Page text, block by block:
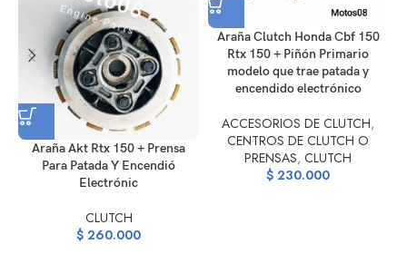
Araña Akt Rtx 150 + Prensa
Para Patada Y Encendió
Electrónic
CLUTCH
$ 260.000
Araña Clutch Honda Cbf 150
Rtx 150 + Piñón Primario
modelo que trae patada y
encendido electrónico
ACCESORIOS DE CLUTCH,
CENTROS DE CLUTCH O
PRENSAS, CLUTCH
$ 230.000